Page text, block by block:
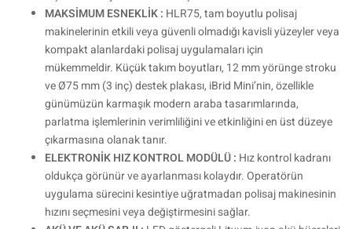
MAKSİMUM ESNEKLİK : HLR75, tam boyutlu polisaj
makinelerinin etkili veya güvenli olmadığı kavisli yüzeyler veya
kompakt alanlardaki polisaj uygulamaları için
mükemmeldir. Küçük takım boyutları, 12 mm yörünge stroku
ve Ø75 mm (3 inç) destek plakası, iBrid Mini’nin, özellikle
günümüzün karmaşık modern araba tasarımlarında,
parlatma işlemlerinin verimliliğini ve etkinliğini en üst düzeye
çıkarmasına olanak tanır.
ELEKTRONİK HIZ KONTROL MODÜLÜ : Hız kontrol kadranı
oldukça görünür ve ayarlanması kolaydır. Operatörün
uygulama sürecini kesintiye uğratmadan polisaj makinesinin
hızını seçmesini veya değiştirmesini sağlar.